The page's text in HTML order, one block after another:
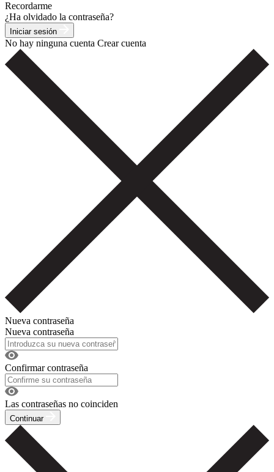
Recordarme
¿Ha olvidado la contraseña?
Iniciar sesión
No hay ninguna cuenta Crear cuenta
Nueva contraseña
Nueva contraseña
Confirmar contraseña
Las contraseñas no coinciden
Continuar